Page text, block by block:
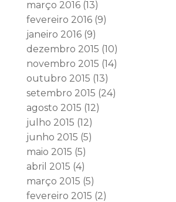
março 2016(13)
fevereiro 2016(9)
janeiro 2016(9)
dezembro 2015 (10)
novembro 2015 (14)
outubro 2015 (13)
setembro 2015 (24)
agosto 2015 (12)
julho 2015 (12)
junho 2015 (5)
maio 2015 (5)
abril 2015 (4)
março 2015 (5)
fevereiro 2015 (2)